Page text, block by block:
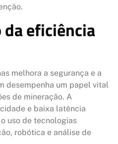
eficiência
melhora a segurança e a
desempenha um papel vital
de mineração. A
e baixa latência
uso de tecnologias
robótica e análise de